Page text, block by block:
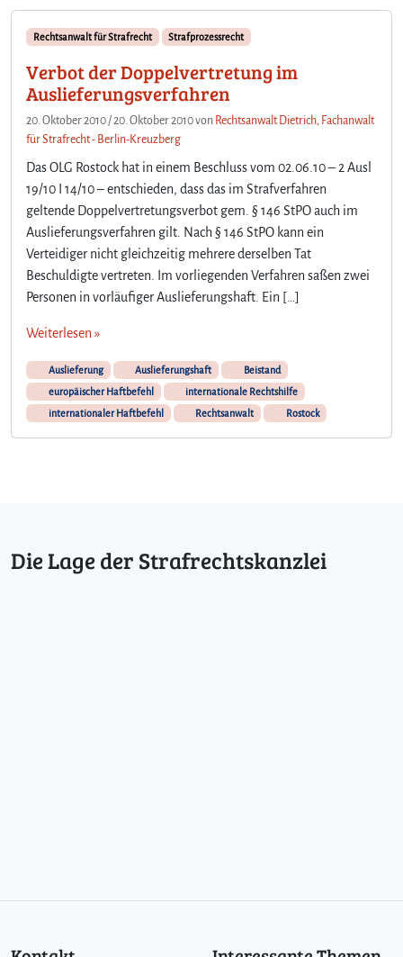
Rechtsanwalt für Strafrecht Strafprozessrecht
Verbot der Doppelvertretung im
Auslieferungsverfahren
20. Oktober 2010 /20. Oktober 2010von Rechtsanwalt Dietrich, Fachanwalt
für Strafrecht - Berlin-Kreuzberg
Das OLG Rostock hat in einem Beschluss vom 02.06.10 – 2 Ausl
19/10 I 14/10 – entschieden, dass das im Strafverfahren
geltende Doppelvertretungsverbot gem. § 146 StPO auch im
Auslieferungsverfahren gilt. Nach § 146 StPO kann ein
Verteidiger nicht gleichzeitig mehrere derselben Tat
Beschuldigte vertreten. Im vorliegenden Verfahren saßen zwei
Personen in vorläufiger Auslieferungshaft. Ein […]
Weiterlesen »
Auslieferung Auslieferungshaft
Beistand
europäischer Haftbefehl
internationale Rechtshilfe
internationaler Haftbefehl
Rechtsanwalt Rostock
Die Lage der Strafrechtskanzlei